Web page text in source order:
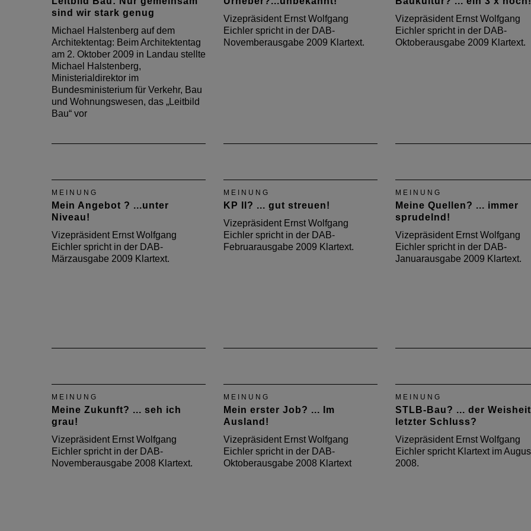
sind wir stark genug
Michael Halstenberg auf dem
Architektentag: Beim Architektentag
am 2. Oktober 2009 in Landau stellte
Michael Halstenberg,
Ministerialdirektor im
Bundesministerium für Verkehr, Bau
und Wohnungswesen, das „Leitbild
Bau“ vor
Vizepräsident Ernst Wolfgang
Eichler spricht in der DAB-
Novemberausgabe 2009 Klartext.
Vizepräsident Ernst Wolfgang
Eichler spricht in der DAB-
Oktoberausgabe 2009 Klartext.
MEINUNG
Mein Angebot ? ...unter
Niveau!
Vizepräsident Ernst Wolfgang
Eichler spricht in der DAB-
Märzausgabe 2009 Klartext.
MEINUNG
KP II? ... gut streuen!
Vizepräsident Ernst Wolfgang
Eichler spricht in der DAB-
Februarausgabe 2009 Klartext.
MEINUNG
Meine Quellen? ... immer
sprudelnd!
Vizepräsident Ernst Wolfgang
Eichler spricht in der DAB-
Januarausgabe 2009 Klartext.
MEINUNG
Meine Zukunft? ... seh ich
grau!
Vizepräsident Ernst Wolfgang
Eichler spricht in der DAB-
Novemberausgabe 2008 Klartext.
MEINUNG
Mein erster Job? ... Im
Ausland!
Vizepräsident Ernst Wolfgang
Eichler spricht in der DAB-
Oktoberausgabe 2008 Klartext
MEINUNG
STLB-Bau? ... der Weisheit
letzter Schluss?
Vizepräsident Ernst Wolfgang
Eichler spricht Klartext im
2008.